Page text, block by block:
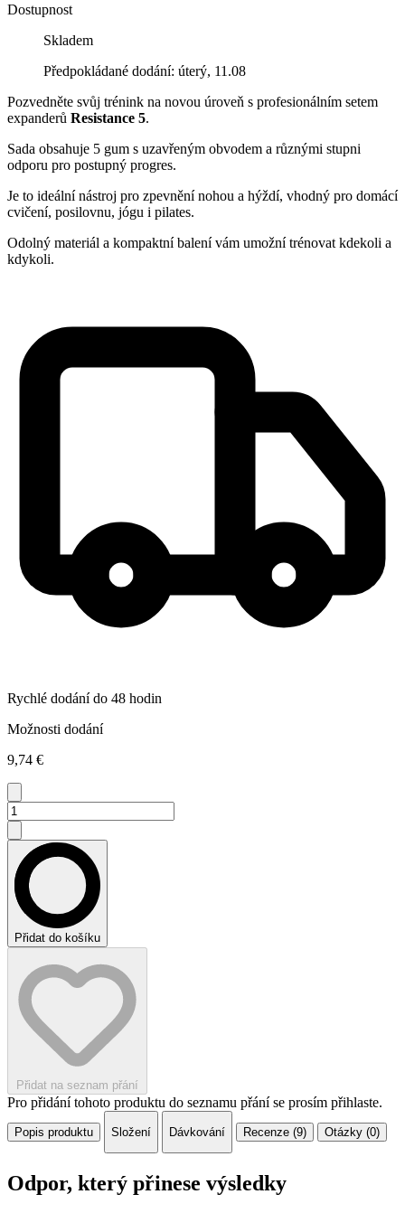
Dostupnost
Skladem
Předpokládané dodání: úterý, 11.08
Pozvedněte svůj trénink na novou úroveň s profesionálním setem
expanderů Resistance 5.
Sada obsahuje 5 gum s uzavřeným obvodem a různými stupni
odporu pro postupný progres.
Je to ideální nástroj pro zpevnění nohou a hýždí, vhodný pro domácí
cvičení, posilovnu, jógu i pilates.
Odolný materiál a kompaktní balení vám umožní trénovat kdekoli a
kdykoli.
Rychlé dodání do 48 hodin
Možnosti dodání
9,74 €
Přidat do košíku
Přidat na seznam přání
Pro přidání tohoto produktu do seznamu přání se prosím přihlaste.
Popis produktu Složení Dávkování Recenze (9) Otázky (0)
Odpor, který přinese výsledky